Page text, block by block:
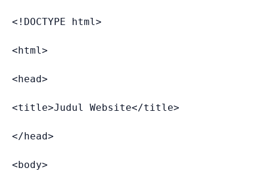
<!DOCTYPE html>
<html>
<head>
<title>Judul Website</title>
</head>
<body>